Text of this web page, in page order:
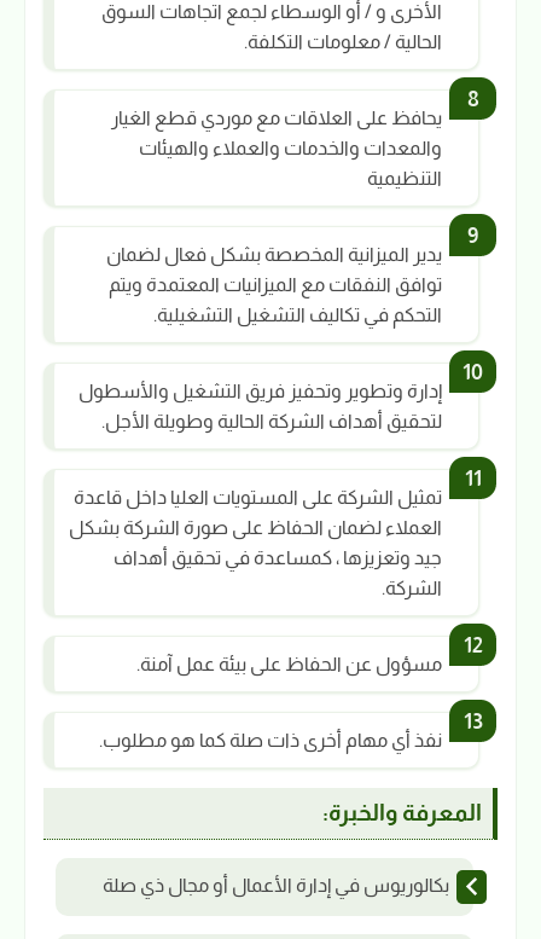
الأخرى و / أو الوسطاء لجمع اتجاهات السوق
الحالية / معلومات التكلفة.
يحافظ على العلاقات مع موردي قطع الغيار
والمعدات والخدمات والعملاء والهيئات
التنظيمية
يدير الميزانية المخصصة بشكل فعال لضمان
توافق النفقات مع الميزانيات المعتمدة ويتم
التحكم في تكاليف التشغيل التشغيلية.
إدارة وتطوير وتحفيز فريق التشغيل والأسطول
لتحقيق أهداف الشركة الحالية وطويلة الأجل.
تمثيل الشركة على المستويات العليا داخل قاعدة
العملاء لضمان الحفاظ على صورة الشركة بشكل
جيد وتعزيزها ، كمساعدة في تحقيق أهداف
الشركة.
مسؤول عن الحفاظ على بيئة عمل آمنة.
نفذ أي مهام أخرى ذات صلة كما هو مطلوب.
المعرفة والخبرة:
بكالوريوس في إدارة الأعمال أو مجال ذي صلة